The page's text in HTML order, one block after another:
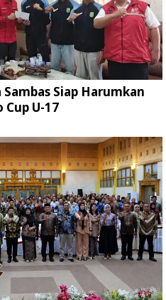
Siap Harumkan
U-17